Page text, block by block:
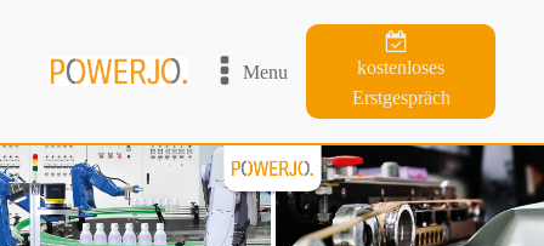
Menu
kostenloses
Erstgespräch